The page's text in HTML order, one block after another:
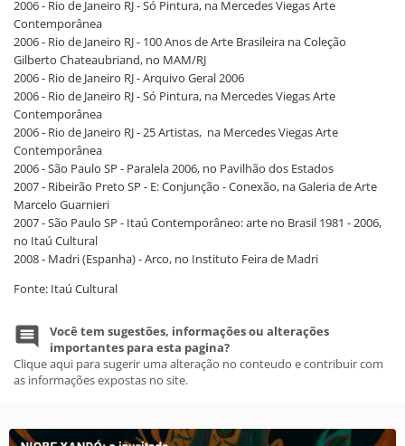
2006 - Rio de Janeiro RJ - Só Pintura, na Mercedes Viegas Arte
Contemporânea
2006 - Rio de Janeiro RJ - 100 Anos de Arte Brasileira na Coleção
Gilberto Chateaubriand, no MAM/RJ
2006 - Rio de Janeiro RJ - Arquivo Geral 2006
2006 - Rio de Janeiro RJ - Só Pintura, na Mercedes Viegas Arte
Contemporânea
2006 - Rio de Janeiro RJ - 25 Artistas, na Mercedes Viegas Arte
Contemporânea
2006 - São Paulo SP - Paralela 2006, no Pavilhão dos Estados
2007 - Ribeirão Preto SP - E: Conjunção - Conexão, na Galeria de Arte
Marcelo Guarnieri
2007 - São Paulo SP - Itaú Contemporâneo: arte no Brasil 1981 - 2006,
no Itaú Cultural
2008 - Madri (Espanha) - Arco, no Instituto Feira de Madri
Fonte: Itaú Cultural
Você tem sugestões, informações ou alterações
importantes para esta pagina?
Clique aqui para sugerir uma alteração no conteudo e contribuir com
as informações expostas no site.